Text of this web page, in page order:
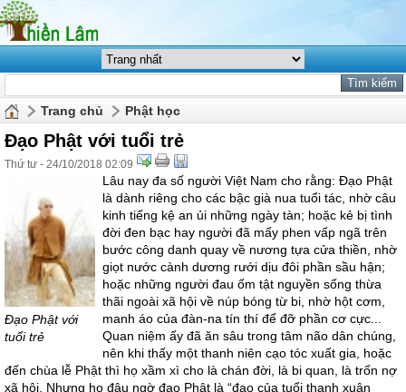
Trang chủ Phật học
Đạo Phật với tuổi trẻ
Thứ tư - 24/10/2018 02:09
Đạo Phật với
tuổi trẻ
Lâu nay đa số người Việt Nam cho rằng: Đạo Phật
là dành riêng cho các bậc già nua tuổi tác, nhờ câu
kinh tiếng kệ an ủi những ngày tàn; hoặc kẻ bị tình
đời đen bạc hay người đã mấy phen vấp ngã trên
bước công danh quay về nương tựa cửa thiền, nhờ
giọt nước cành dương rưới dịu đôi phần sầu hận;
hoặc những người đau ốm tật nguyền sống thừa
thãi ngoài xã hội về núp bóng từ bi, nhờ hột cơm,
manh áo của đàn-na tín thí để đỡ phần cơ cực...
Quan niệm ấy đã ăn sâu trong tâm não dân chúng,
nên khi thấy một thanh niên cạo tóc xuất gia, hoặc
đến chùa lễ Phật thì họ xầm xì cho là chán đời, là bi quan, là trốn nợ
xã hội. Nhưng họ đâu ngờ đạo Phật là “đạo của tuổi thanh xuân